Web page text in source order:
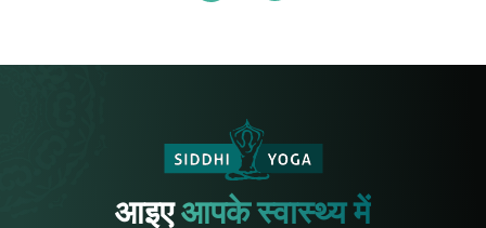
आइएआपके स्वास्थ्य में